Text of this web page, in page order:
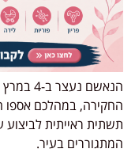
החקירה, במהלכם אספו
המתגוררים בעיר.